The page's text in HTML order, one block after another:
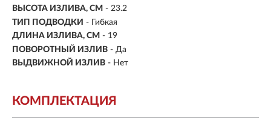
ВЫСОТА ИЗЛИВА, СМ - 23.2
ТИП ПОДВОДКИ - Гибкая
ДЛИНА ИЗЛИВА, СМ - 19
ПОВОРОТНЫЙ ИЗЛИВ - Да
ВЫДВИЖНОЙ ИЗЛИВ - Нет
КОМПЛЕКТАЦИЯ